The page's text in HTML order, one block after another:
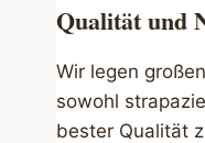
Qualität und
Wir legen
sowohl
bester Qualität